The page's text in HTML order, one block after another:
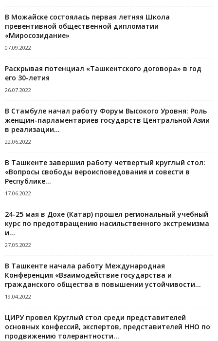
В Можайске состоялась первая летняя Школа
превентивной общественной дипломатии
«Миросозидание»
07.09.2022
Раскрывая потенциал «Ташкентского договора» в год
его 30-летия
26.07.2022
В Стамбуле начал работу Форум Высокого Уровня: Роль
женщин-парламентариев государств Центральной Азии
в реализации...
22.06.2022
В Ташкенте завершил работу четвертый круглый стол:
«Вопросы свободы вероисповедования и совести в
Республике...
17.06.2022
24-25 мая в Дохе (Катар) прошел региональный учебный
курс по предотвращению насильственного экстремизма
и...
27.05.2022
В Ташкенте начала работу Международная
Конференция «Взаимодействие государства и
гражданского общества в повышении устойчивости...
19.04.2022
ЦИРУ провел Круглый стол среди представителей
основных конфессий, экспертов, представителей ННО по
продвижению толерантности...